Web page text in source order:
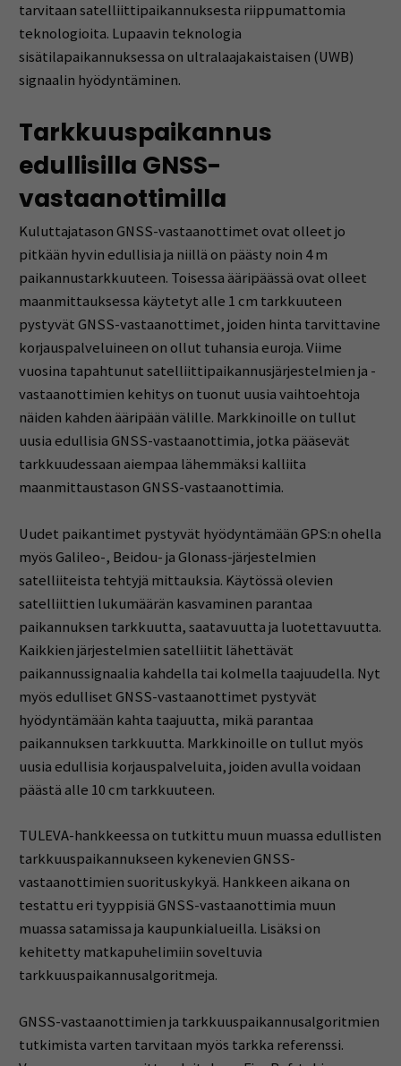
tarvitaan satelliittipaikannuksesta riippumattomia
teknologioita. Lupaavin teknologia
sisätilapaikannuksessa on ultralaajakaistaisen (UWB)
signaalin hyödyntäminen.
Tarkkuuspaikannus
edullisilla GNSS-
vastaanottimilla
Kuluttajatason GNSS-vastaanottimet ovat olleet jo
pitkään hyvin edullisia ja niillä on päästy noin 4 m
paikannustarkkuuteen. Toisessa ääripäässä ovat olleet
maanmittauksessa käytetyt alle 1 cm tarkkuuteen
pystyvät GNSS-vastaanottimet, joiden hinta tarvittavine
korjauspalveluineen on ollut tuhansia euroja. Viime
vuosina tapahtunut satelliittipaikannusjärjestelmien ja -
vastaanottimien kehitys on tuonut uusia vaihtoehtoja
näiden kahden ääripään välille. Markkinoille on tullut
uusia edullisia GNSS-vastaanottimia, jotka pääsevät
tarkkuudessaan aiempaa lähemmäksi kalliita
maanmittaustason GNSS-vastaanottimia.
Uudet paikantimet pystyvät hyödyntämään GPS:n ohella
myös Galileo-, Beidou- ja Glonass-järjestelmien
satelliiteista tehtyjä mittauksia. Käytössä olevien
satelliittien lukumäärän kasvaminen parantaa
paikannuksen tarkkuutta, saatavuutta ja luotettavuutta.
Kaikkien järjestelmien satelliitit lähettävät
paikannussignaalia kahdella tai kolmella taajuudella. Nyt
myös edulliset GNSS-vastaanottimet pystyvät
hyödyntämään kahta taajuutta, mikä parantaa
paikannuksen tarkkuutta. Markkinoille on tullut myös
uusia edullisia korjauspalveluita, joiden avulla voidaan
päästä alle 10 cm tarkkuuteen.
TULEVA-hankkeessa on tutkittu muun muassa edullisten
tarkkuuspaikannukseen kykenevien GNSS-
vastaanottimien suorituskykyä. Hankkeen aikana on
testattu eri tyyppisiä GNSS-vastaanottimia muun
muassa satamissa ja kaupunkialueilla. Lisäksi on
kehitetty matkapuhelimiin soveltuvia
tarkkuuspaikannus­algoritmeja.
GNSS-vastaanottimien ja tarkkuuspaikannusalgoritmien
tutkimista varten tarvitaan myös tarkka referenssi.